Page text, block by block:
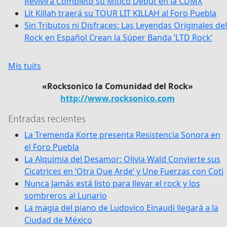
Lit Killah traerá su TOUR LIT KILLAH al Foro Puebla
Sin Tributos ni Disfraces: Las Leyendas Originales del
Rock en Español Crean la Súper Banda ‘LTD Rock’
Mis tuits
«Rocksonico la Comunidad del Rock»
http://www.rocksonico.com
Entradas recientes
La Tremenda Korte presenta Resistencia Sonora en
el Foro Puebla
La Alquimia del Desamor: Olivia Wald Convierte sus
Cicatrices en ‘Otra Que Arde’ y Une Fuerzas con Coti
Nunca Jamás está listo para llevar el rock y los
sombreros al Lunario
La magia del piano de Ludovico Einaudi llegará a la
Ciudad de México